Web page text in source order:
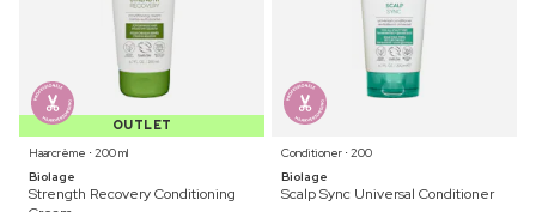
OUTLET
Haarcrème ⋅ 200 ml
Biolage
Strength Recovery Conditioning
Conditioner ⋅ 200
Biolage
Scalp Sync Universal Conditioner